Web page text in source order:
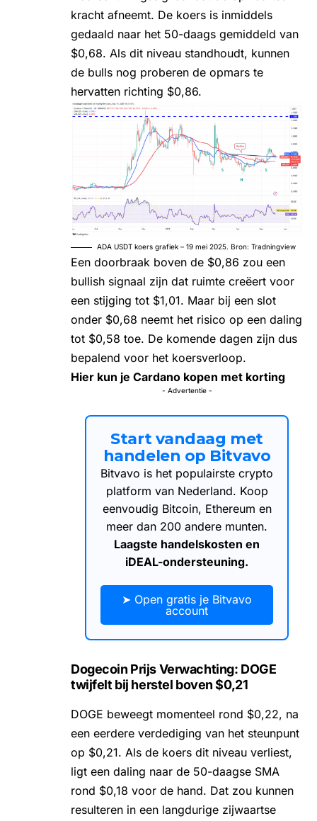
kracht afneemt. De koers is inmiddels
gedaald naar het 50-daags gemiddeld van
$0,68. Als dit niveau standhoudt, kunnen
de bulls nog proberen de opmars te
hervatten richting $0,86.
ADA USDT koers grafiek – 19 mei 2025. Bron: Tradningview
Een doorbraak boven de $0,86 zou een
bullish signaal zijn dat ruimte creëert voor
een stijging tot $1,01. Maar bij een slot
onder $0,68 neemt het risico op een daling
tot $0,58 toe. De komende dagen zijn dus
bepalend voor het koersverloop.
Hier kun je Cardano kopen met korting
- Advertentie -
Start vandaag met
handelen op Bitvavo
Bitvavo is het populairste crypto
platform van Nederland. Koop
eenvoudig Bitcoin, Ethereum en
meer dan 200 andere munten.
Laagste handelskosten en
iDEAL-ondersteuning.
➤ Open gratis je Bitvavo
account
Dogecoin Prijs Verwachting: DOGE
twijfelt bij herstel boven $0,21
DOGE beweegt momenteel rond $0,22, na
een eerdere verdediging van het steunpunt
op $0,21. Als de koers dit niveau verliest,
ligt een daling naar de 50-daagse SMA
rond $0,18 voor de hand. Dat zou kunnen
resulteren in een langdurige zijwaartse